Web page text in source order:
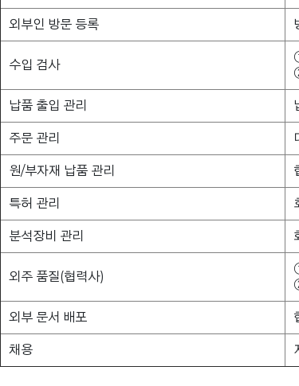
외부인 방문 등록
수입 검사
납품 출입 관리
주문 관리
원/부자재 납품 관리
특허 관리
분석장비 관리
외주 품질(협력사)
외부 문서 배포
채용